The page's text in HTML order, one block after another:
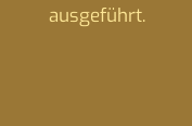
ausgeführt.